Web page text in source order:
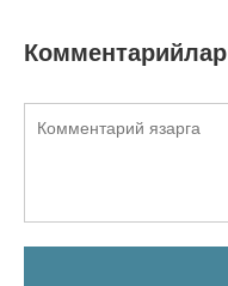
Комментарийлар